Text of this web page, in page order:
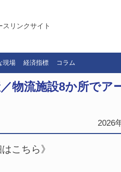
リンクサイト
現場 経済指標 コラム
物流施設8か所でア
2026
はこちら》